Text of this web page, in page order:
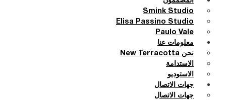
Smink Studio
Elisa Passino Studio
Paulo Vale
معلومات عنا
نحن New Terracotta
الاستدامة
الاستوديو
جهات الاتصال
جهات الاتصال